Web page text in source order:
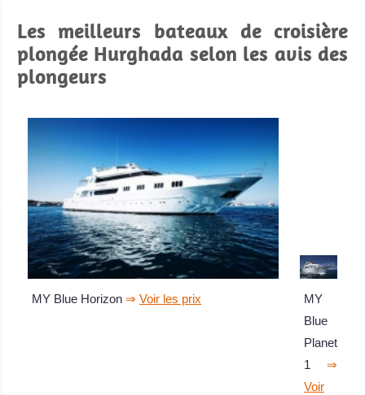
Les meilleurs bateaux de croisière
plongée Hurghada selon les avis des
plongeurs
MY Blue Horizon ⇒ Voir les prix
MY
Blue
Planet
1 ⇒
Voir